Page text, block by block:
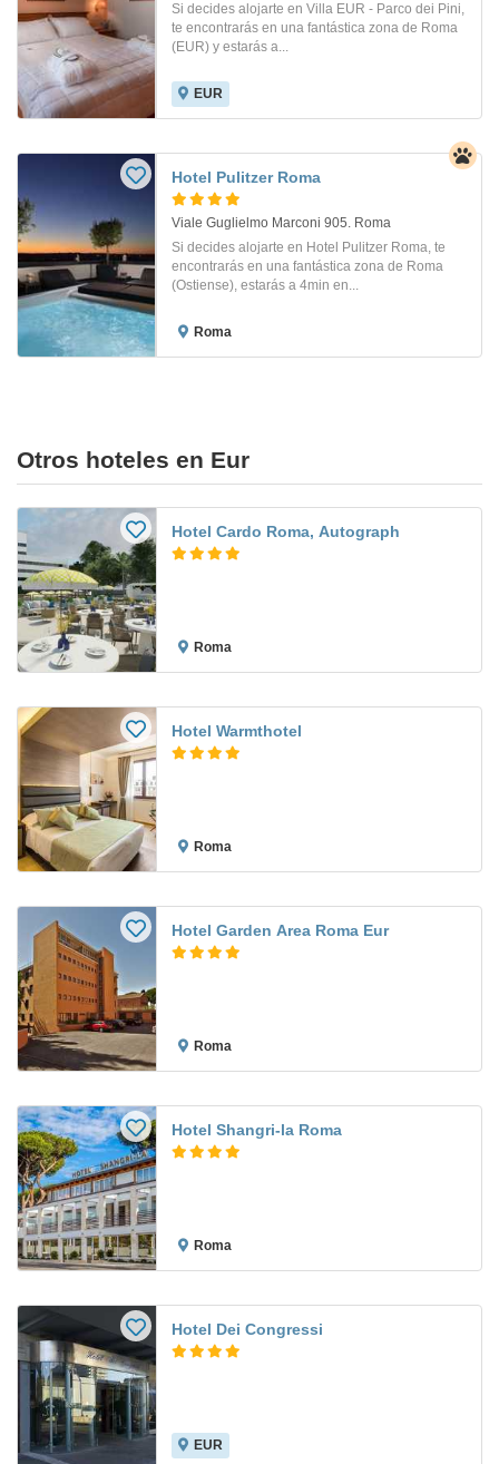
Si decides alojarte en Villa EUR - Parco dei Pini,
te encontrarás en una fantástica zona de Roma
(EUR) y estarás a...
EUR
Hotel Pulitzer Roma
Viale Guglielmo Marconi 905. Roma
Si decides alojarte en Hotel Pulitzer Roma, te
encontrarás en una fantástica zona de Roma
(Ostiense), estarás a 4min en...
Roma
Otros hoteles en Eur
Hotel Cardo Roma, Autograph
Roma
Hotel Warmthotel
Roma
Hotel Garden Area Roma Eur
Roma
Hotel Shangri-la Roma
Roma
Hotel Dei Congressi
EUR